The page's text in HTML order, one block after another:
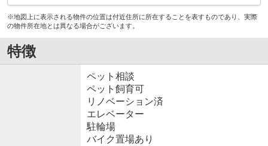
※地図上に表示される物件の位置は付近住所に所在することを表すものであり、実際
の物件所在地とは異なる場合がございます。
特徴
ペット相談
ペット飼育可
リノベーション済
エレベーター
駐輪場
バイク置場あり